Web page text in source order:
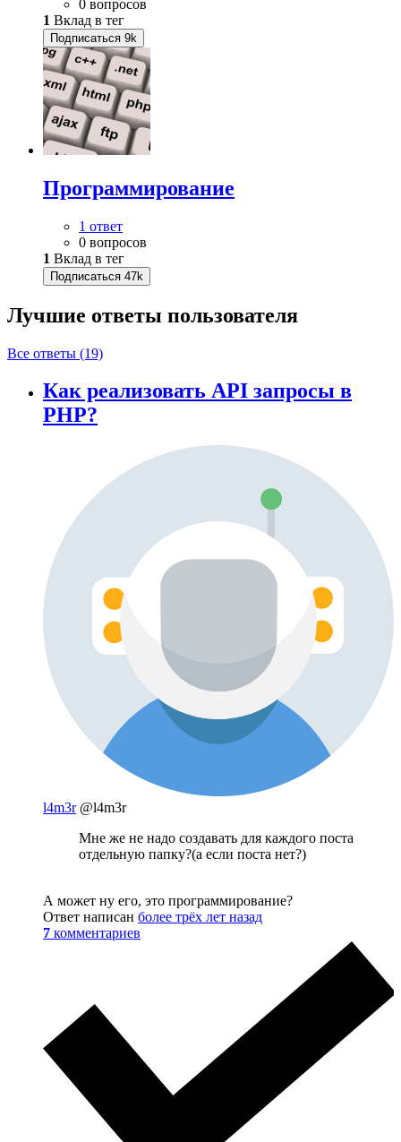
0 вопросов
1 Вклад в тег
Подписаться 9k
Программирование
1 ответ
0 вопросов
1 Вклад в тег
Подписаться 47k
Лучшие ответы пользователя
Все ответы (19)
Как реализовать API запросы в
PHP?
l4m3r @l4m3r
Мне же не надо создавать для каждого поста
отдельную папку?(а если поста нет?)
А может ну его, это программирование?
Ответ написан более трёх лет назад
7 комментариев